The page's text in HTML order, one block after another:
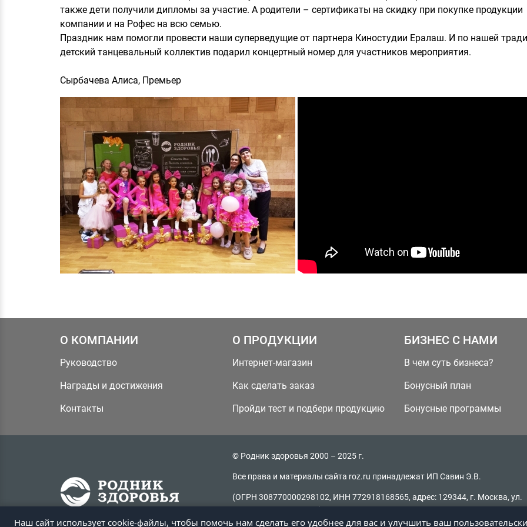
также дети получили дипломы за участие. А родители – сертификаты на скидку при покупке продукции
компании и на Рофес на всю семью.
Праздник нам помогли провести наши суперведущие от партнера Киностудии Ералаш. И по нашей
детский танцевальный коллектив подарил концертный номер для участников мероприятия.
Сырбачева Алиса, Премьер
О КОМПАНИИ
Руководство
Награды и достижения
Контакты
О ПРОДУКЦИИ
Интернет-магазин
Как сделать заказ
Пройди тест и подбери продукцию
БИЗНЕС С НАМИ
В чем суть бизнеса?
Бонусный план
Бонусные программы
© Родник здоровья 2000 – 2025 г.
Все права и материалы сайта roz.ru принадлежат ИП Савин Э.В.
(ОГРН 308770000298102, ИНН 772918168565, адрес: 129344, г. Москва, ул.
Радужная, д. 16, стр. 2)
Наш сайт использует cookie-файлы, чтобы помочь нам сделать его удобнее для вас и улучшить ваш